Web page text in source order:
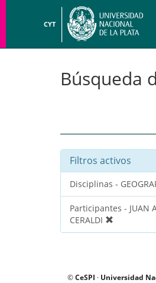
CYT
Búsqueda
Filtros activos
Disciplinas -
Participantes - JUAN
CERALDI
©CeSPI · Universidad